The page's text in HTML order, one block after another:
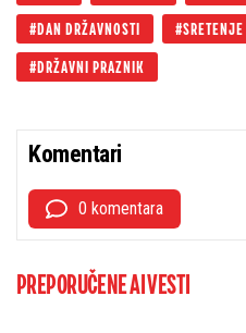
DAN DRŽAVNOSTI SRETENJE
DRŽAVNI PRAZNIK
Komentari
0 komentara
PREPORUČENE AI VESTI